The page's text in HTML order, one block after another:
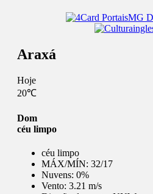
Araxá
Hoje
20℃
Dom
céu limpo
céu limpo
MÁX/MÍN: 32/17
Nuvens: 0%
Vento: 3.21 m/s